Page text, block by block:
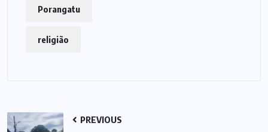
Porangatu
religião
PREVIOUS